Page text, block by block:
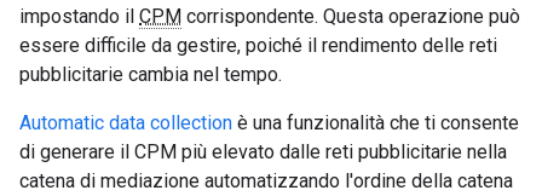
impostando il CPM corrispondente. Questa operazione può
essere difficile da gestire, poiché il rendimento delle reti
pubblicitarie cambia nel tempo.
Automatic data collection è una funzionalità che ti consente
di generare il CPM più elevato dalle reti pubblicitarie nella
catena di mediazione automatizzando l'ordine della catena